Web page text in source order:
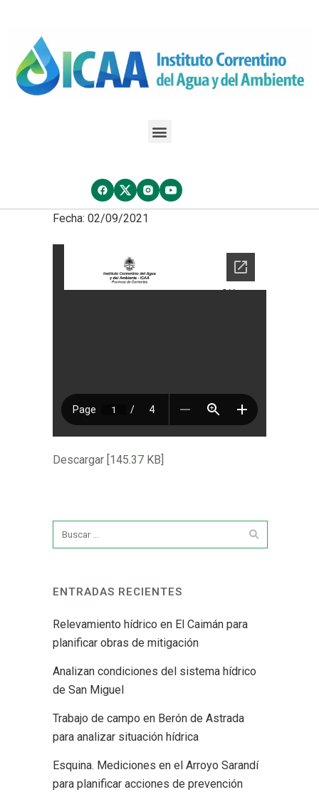
Fecha: 02/09/2021
Descargar [145.37 KB]
ENTRADAS RECIENTES
Relevamiento hídrico en El Caimán para
planificar obras de mitigación
Analizan condiciones del sistema hídrico
de San Miguel
Trabajo de campo en Berón de Astrada
para analizar situación hídrica
Esquina. Mediciones en el Arroyo Sarandí
para planificar acciones de prevención